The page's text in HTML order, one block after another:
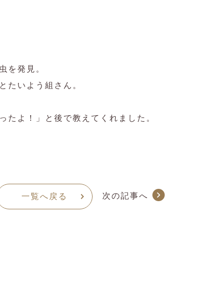
を発見。
たいよう組さん。
たよ！」と後で教えてくれました。
一覧へ戻る 次の記事へ